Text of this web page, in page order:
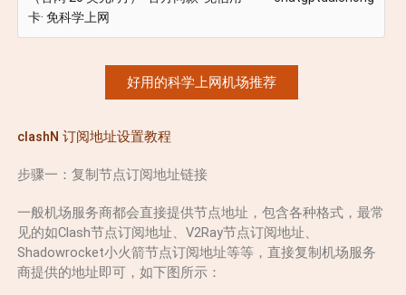
卡· 免科学上网
好用的科学上网机场推荐
clashN 订阅地址设置教程
步骤一：复制节点订阅地址链接
一般机场服务商都会直接提供节点地址，包含各种格式，最常
见的如Clash节点订阅地址、V2Ray节点订阅地址、
Shadowrocket小火箭节点订阅地址等等，直接复制机场服务
商提供的地址即可，如下图所示：